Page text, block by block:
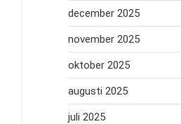
december 2025
november 2025
oktober 2025
augusti 2025
juli 2025